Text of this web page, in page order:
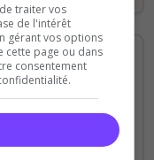
traiter vos
de l'intérêt
gérant vos options
cette page ou dans
consentement